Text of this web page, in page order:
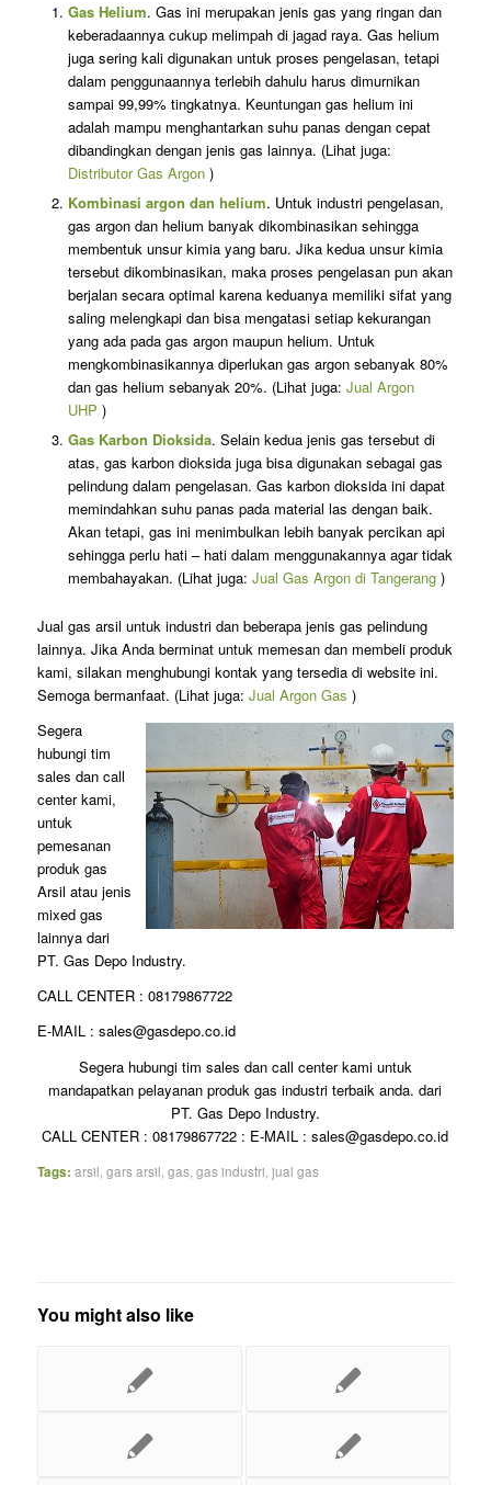
Gas Helium. Gas ini merupakan jenis gas yang ringan dan
keberadaannya cukup melimpah di jagad raya. Gas helium
juga sering kali digunakan untuk proses pengelasan, tetapi
dalam penggunaannya terlebih dahulu harus dimurnikan
sampai 99,99% tingkatnya. Keuntungan gas helium ini
adalah mampu menghantarkan suhu panas dengan cepat
dibandingkan dengan jenis gas lainnya. (Lihat juga:
Distributor Gas Argon)
Kombinasi argon dan helium. Untuk industri pengelasan,
gas argon dan helium banyak dikombinasikan sehingga
membentuk unsur kimia yang baru. Jika kedua unsur kimia
tersebut dikombinasikan, maka proses pengelasan pun akan
berjalan secara optimal karena keduanya memiliki sifat yang
saling melengkapi dan bisa mengatasi setiap kekurangan
yang ada pada gas argon maupun helium. Untuk
mengkombinasikannya diperlukan gas argon sebanyak 80%
dan gas helium sebanyak 20%. (Lihat juga: Jual Argon
UHP )
Gas Karbon Dioksida. Selain kedua jenis gas tersebut di
atas, gas karbon dioksida juga bisa digunakan sebagai gas
pelindung dalam pengelasan. Gas karbon dioksida ini dapat
memindahkan suhu panas pada material las dengan baik.
Akan tetapi, gas ini menimbulkan lebih banyak percikan api
sehingga perlu hati – hati dalam menggunakannya agar tidak
membahayakan. (Lihat juga: Jual Gas Argon di Tangerang)
Jual gas arsil untuk industri dan beberapa jenis gas pelindung
lainnya. Jika Anda berminat untuk memesan dan membeli produk
kami, silakan menghubungi kontak yang tersedia di website ini.
Semoga bermanfaat. (Lihat juga: Jual Argon Gas )
Segera
hubungi tim
sales dan call
center kami,
untuk
pemesanan
produk gas
Arsil atau jenis
mixed gas
lainnya dari
PT. Gas Depo Industry.
CALL CENTER : 08179867722
E-MAIL : sales@gasdepo.co.id
Segera hubungi tim sales dan call center kami untuk
mandapatkan pelayanan produk gas industri terbaik anda. dari
PT. Gas Depo Industry.
CALL CENTER : 08179867722 : E-MAIL : sales@gasdepo.co.id
Tags: arsil gars arsil gas, gas industri jual gas
You might also like